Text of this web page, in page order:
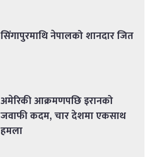
सिंगापुरमाथि नेपालको शानदार जित
अमेरिकी आक्रमणपछि इरानको
जवाफी कदम, चार देशमा एकसाथ
हमला